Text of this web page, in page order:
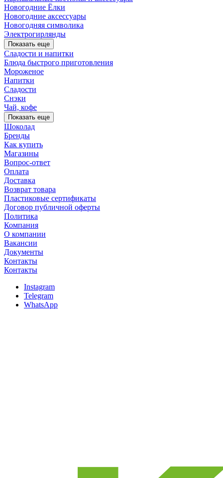
Новогодние Ёлки
Новогодние аксессуары
Новогодняя символика
Электрогирлянды
Показать еще
Сладости и напитки
Блюда быстрого приготовления
Мороженое
Напитки
Сладости
Снэки
Чай, кофе
Показать еще
Шоколад
Бренды
Как купить
Магазины
Вопрос-ответ
Оплата
Доставка
Возврат товара
Пластиковые сертификаты
Договор публичной оферты
Политика
Компания
О компании
Вакансии
Документы
Контакты
Контакты
Instagram
Telegram
WhatsApp